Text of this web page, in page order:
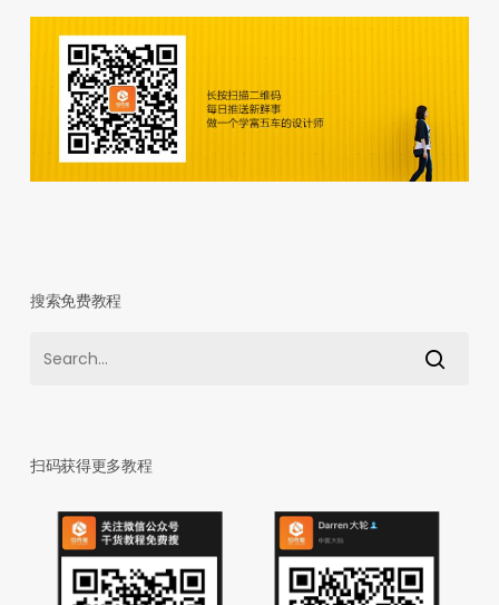
搜索免费教程
扫码获得更多教程